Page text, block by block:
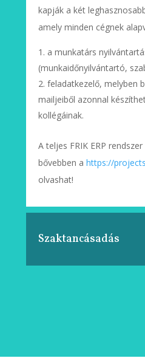
kapják a két
amely minden cégnek
a munkatárs
(munkaidőnyilvántartó,
feladatkezelő, melyben
mailjeiből azonnal
kollégáinak.
A teljes FRIK ERP
bővebben a https://
olvashat!
Szaktancásadás